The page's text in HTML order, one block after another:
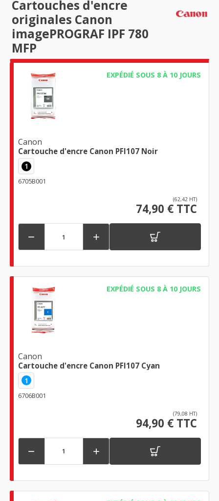
Cartouches d'encre
originales Canon
imagePROGRAF IPF 780
MFP
EXPÉDIÉ SOUS 8 À 10 JOURS
Canon
Cartouche d'encre Canon PFI107 Noir
1
6705B001
(62,42 HT)
74,90 € TTC
 
EXPÉDIÉ SOUS 8 À 10 JOURS
Canon
Cartouche d'encre Canon PFI107 Cyan
1
6706B001
(79,08 HT)
94,90 € TTC
 